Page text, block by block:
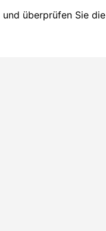
und überprüfen Sie die